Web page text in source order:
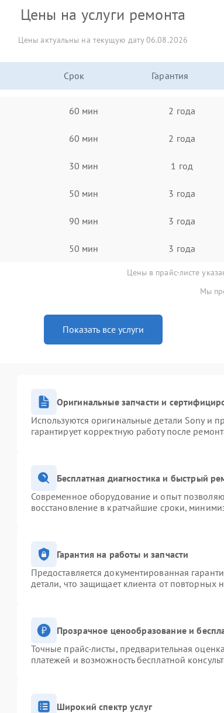
Цены на услуги ремонта
Цены актуальны на текущую дату 06.08.2026
Срок Гарантия
60 мин 2 года
60 мин 2 года
30 мин 1 год
50 мин 3 года
90 мин 3 года
50 мин 3 года
Цены в прайс-листе
Мы
Показать все услуги
Оригинальные запчасти и
Используются оригинальные детали Sony и
гарантирует корректную работу после
Бесплатная диагностика и быстрый
Современное оборудование и опыт
восстановление в кратчайшие сроки,
Гарантия на работы и запчасти
Предоставляется документированная
детали, что защищает клиента от повторных
Прозрачное ценообразование и
Точные прайс-листы, предварительная
платежей и возможность бесплатной
Широкий спектр услуг